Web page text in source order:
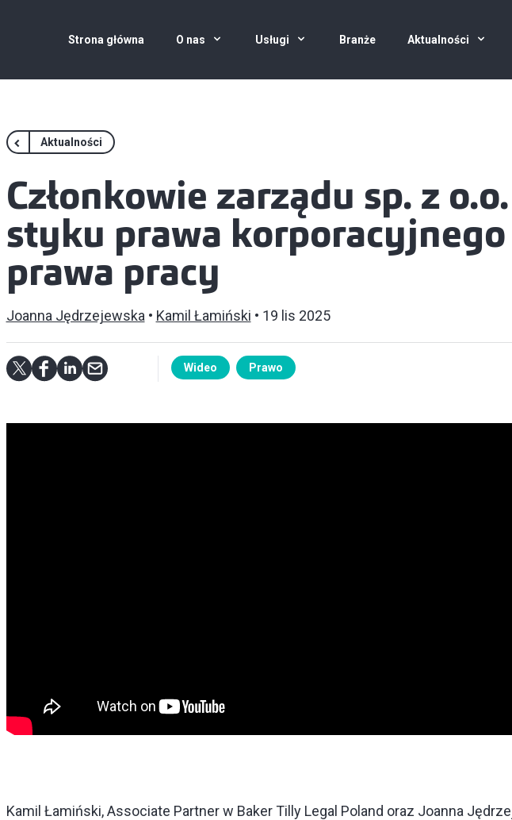
Strona główna O nas Usługi Branże Aktualności
Aktualności
Członkowie zarządu sp. z
styku prawa korporacyjnego
prawa pracy
Joanna Jędrzejewska Kamil Łamiński 19 lis 2025
Wideo Prawo
Kamil Łamiński, Associate Partner w Baker Tilly Legal Poland oraz Joanna